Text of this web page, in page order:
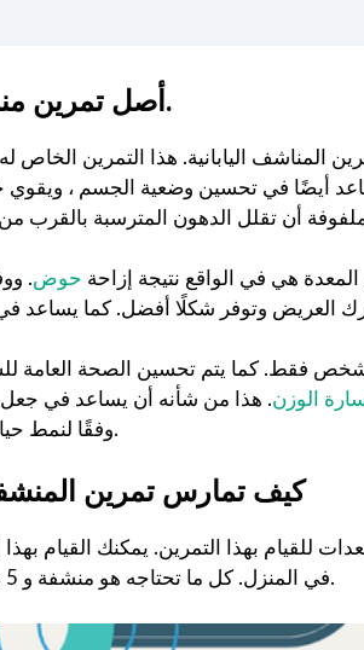
أصل تمرين منشفة يابانية.
المناشف اليابانية. هذا التمرين الخاص
أيضًا في تحسين وضعية الجسم ،
هي في الواقع نتيجة إزاحة حوض.
العريض وتوفر شكلًا أفضل. كما يساعد
للشخص فقط. كما يتم تحسين الصحة
الوزن. هذا من شأنه أن يساعد في جعل
وفقًا لنمط حياتك وإدارة وزنك.
كيف تمارس تمرين المنشفة
للقيام بهذا التمرين. يمكنك القيام
في المنزل. كل ما تحتاجه هو منشفة و 5 دقائق من يومك.